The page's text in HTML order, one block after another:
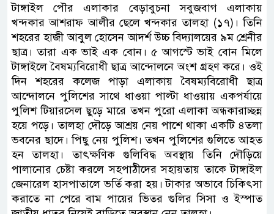
টাঙ্গাইল পৌর এলাকার বেড়াবুচনা সবুজবাগ এলাকায়
খন্দকার আশরাফ আলীর ছেলে খন্দকার তালহা (১৭)। তিনি
শহরের হাজী আবুল হোসেন আদর্শ উচ্চ বিদ্যালয়ের ৯ম শ্রেনীর
ছাত্র। তারা এক ভাই এক বোন। ৫ আগস্টে ভাই বোন মিলে
টাঙ্গাইলে বৈষম্যবিরোধী ছাত্র আন্দোলনে অংশ গ্রহণ করে। ওই
দিন শহরের কলেজ পাড়া এলাকায় বৈষম্যবিরোধী ছাত্র
আন্দোলনে পুলিশের সাথে ধাওয়া পাল্টা ধাওয়ায় একপর্যায়ে
পুলিশ টিয়ারসেল ছুড়ে মারে তখন পুরো এলাকা অন্ধকারাচ্ছন্ন
হয়ে পড়ে। তালহা দৌড়ে আশ্রয় নেয় পাশে থাকা একটি ৪তলা
ভবনের ছাদে। পিছু নেয় পুলিশ। তখন পুলিশের গুলিতে আহত
হন তালহা। তাৎক্ষণিক গুলিবিদ্ধ অবস্থায় তিনি দৌড়িয়ে
পালানোর চেষ্টা করলে সহপাঠীদের সহায়তায় তাকে টাঙ্গাইল
জেনারেল হাসপাতালে ভর্তি করা হয়। টাকার অভাবে চিকিৎসা
করাতে না পেরে বাম পায়ের ভিতর গুলির সিসা ও ইস্পাত